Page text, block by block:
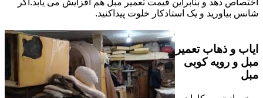
اختصاص دهد و بنابراین قیمت تعمیر مبل هم افزایش می یابد.اگر
شانس بیاورید و یک استادکار خلوت پیداکنید.
ایاب و ذهاب تعمیر
مبل و رویه کوبی
مبل